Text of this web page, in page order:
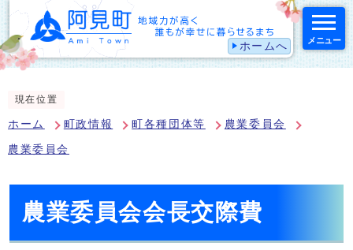
ホームへ メニュー
現在位置
ホーム 町政情報 町各種団体等 農業委員会
農業委員会
農業委員会会長交際費